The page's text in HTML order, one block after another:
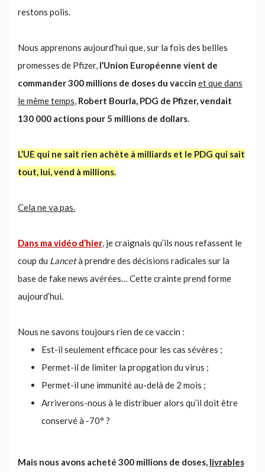
restons polis.
Nous apprenons aujourd’hui que, sur la fois des bellles
promesses de Pfizer, l’Union Européenne vient de
commander 300 millions de doses du vaccin et que dans
le même temps, Robert Bourla, PDG de Pfizer, vendait
130 000 actions pour 5 millions de dollars.
L’UE qui ne sait rien achète à milliards et le PDG qui sait
tout, lui, vend à millions.
Cela ne va pas.
Dans ma vidéo d’hier, je craignais qu’ils nous refassent le
coup du Lancetà prendre des décisions radicales sur la
base de fake news avérées… Cette crainte prend forme
aujourd’hui.
Nous ne savons toujours rien de ce vaccin :
Est-il seulement efficace pour les cas sévères ;
Permet-il de limiter la propgation du virus ;
Permet-il une immunité au-delà de 2 mois ;
Arriverons-nous à le distribuer alors qu’il doit être
conservé à -70° ?
Mais nous avons acheté 300 millions de doses, livrables